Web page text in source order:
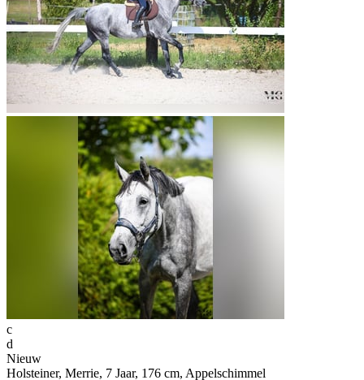
c
d
Nieuw
Holsteiner, Merrie, 7 Jaar, 176 cm, Appelschimmel